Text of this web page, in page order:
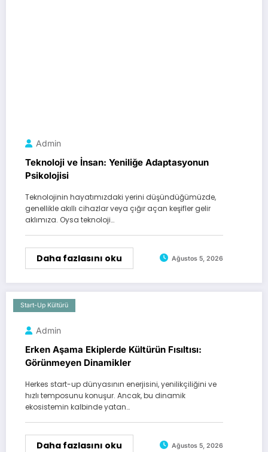
Admin
Teknoloji ve İnsan: Yeniliğe Adaptasyonun
Psikolojisi
Teknolojinin hayatımızdaki yerini düşündüğümüzde,
genellikle akıllı cihazlar veya çığır açan keşifler gelir
aklımıza. Oysa teknoloji…
Daha fazlasını oku Ağustos 5, 2026
Start-Up Kültürü
Admin
Erken Aşama Ekiplerde Kültürün Fısıltısı:
Görünmeyen Dinamikler
Herkes start-up dünyasının enerjisini, yenilikçiliğini ve
hızlı temposunu konuşur. Ancak, bu dinamik
ekosistemin kalbinde yatan…
Daha fazlasını oku Ağustos 5, 2026